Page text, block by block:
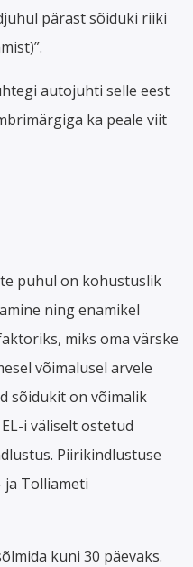
pärast sõiduki riiki
autojuhti selle eest
ka peale viit
puhul on kohustuslik
ning enamikel
miks oma värske
võimalusel arvele
sõidukit on võimalik
i väliselt ostetud
Piirikindlustuse
ja Tolliameti
kuni 30 päevaks.